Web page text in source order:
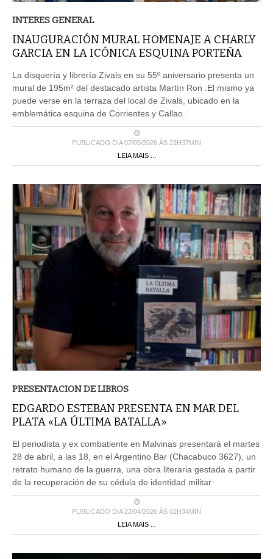
INTERES GENERAL
INAUGURACIÓN MURAL HOMENAJE A CHARLY
GARCIA EN LA ICÓNICA ESQUINA PORTEÑA
La disquería y librería Zivals en su 55º aniversario presenta un
mural de 195m² del destacado artista Martín Ron .El mismo ya
puede verse en la terraza del local de Zivals, ubicado en la
emblemática esquina de Corrientes y Callao.
PUBLICADO DIA 07/05/2026 ÀS 22H37MIN
LEIA MAIS ...
PRESENTACION DE LIBROS
EDGARDO ESTEBAN PRESENTA EN MAR DEL
PLATA «LA ÚLTIMA BATALLA»
El periodista y ex combatiente en Malvinas presentará el martes
28 de abril, a las 18, en el Argentino Bar (Chacabuco 3627), un
retrato humano de la guerra, una obra literaria gestada a partir
de la recuperación de su cédula de identidad militar
PUBLICADO DIA 22/04/2026 ÀS 02H34MIN
LEIA MAIS ...